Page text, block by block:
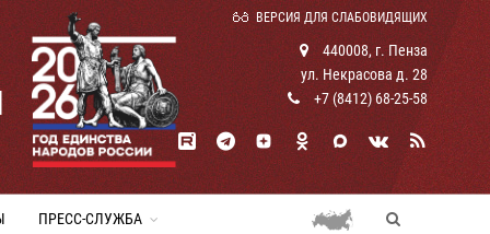
ВЕРСИЯ ДЛЯ СЛАБОВИДЯЩИХ
440008, г. Пенза
ул. Некрасова д. 28
+7 (8412) 68-25-58
ПРЕСС-СЛУЖБА